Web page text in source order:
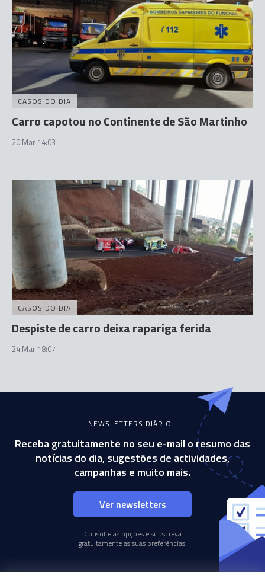
CASOS DO DIA
Carro capotou no Continente de São Martinho
20 Mar 14:03
CASOS DO DIA
Despiste de carro deixa rapariga ferida
24 Mar 18:07
NEWSLETTERS DIÁRIO
Receba gratuitamente no seu e-mail o resumo das
notícias do dia, sugestões de actividades,
campanhas e muito mais.
Ver newsletters
Consulte as opções e subscreva
gratuitamente as suas preferências.